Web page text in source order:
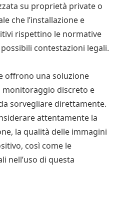
su proprietà private o
che l’installazione e
rispettino le normative
contestazioni legali.
offrono una soluzione
monitoraggio discreto e
sorvegliare direttamente.
attentamente la
la qualità delle immagini
così come le
nell’uso di questa